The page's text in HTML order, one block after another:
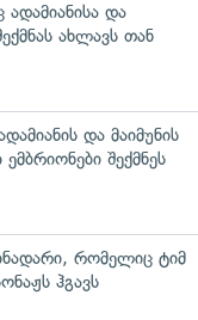
და
ახლავს თან
და მაიმუნის
შექმნეს
რომელიც ტიმ
ჰგავს